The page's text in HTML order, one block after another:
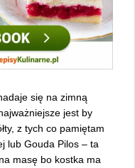
się na zimną
jest by
z tych co pamiętam
lub Gouda Pilos – ta
masę bo kostka ma